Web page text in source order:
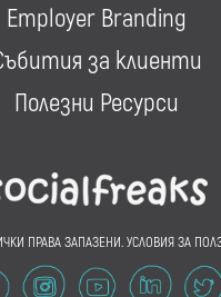
Employer Branding
за клиенти
Полезни Ресурси
ПРАВА ЗАПАЗЕНИ.УСЛОВИЯ ЗА